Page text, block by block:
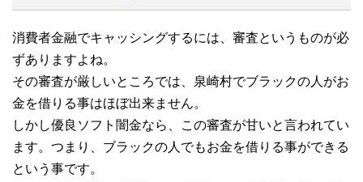
消費者金融でキャッシングするには、審査というものが必
ずありますよね。
その審査が厳しいところでは、泉崎村でブラックの人がお
金を借りる事はほぼ出来ません。
しかし優良ソフト闇金なら、この審査が甘いと言われてい
ます。つまり、ブラックの人でもお金を借りる事ができる
という事です。